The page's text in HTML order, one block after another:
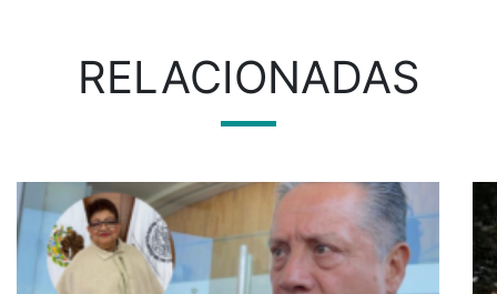
RELACIONADAS